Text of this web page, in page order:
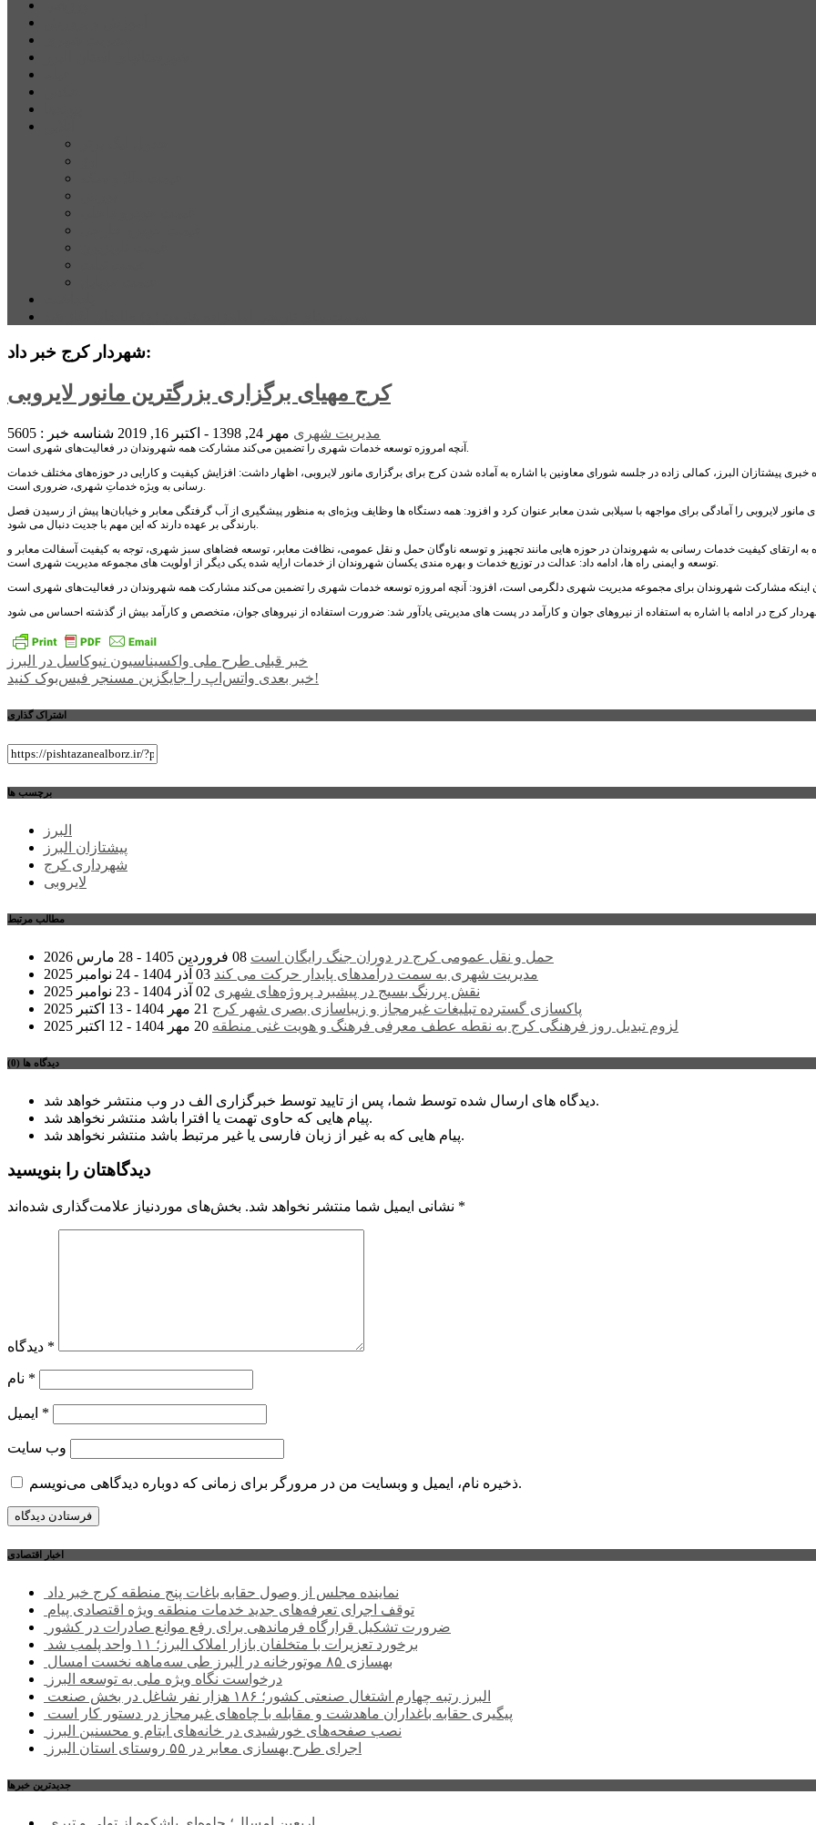
شهردار کرج خبر داد:
کرج مهیای برگزاری بزرگترین مانور لایروبی
مدیریت شهری مهر 24, 1398 - اکتبر 16, 2019 شناسه خبر : 5605
آنچه امروزه توسعه خدمات شهری را تضمین می‌کند مشارکت همه شهروندان در فعالیت‌های شهری است.
خبری پیشتازان البرز، کمالی زاده در جلسه شورای معاونین با اشاره به آماده شدن کرج برای برگزاری مانور لایروبی، اظهار داشت: افزایش کیفیت و کارایی در حوزه‌های مختلف خدمات
رسانی به ویژه خدماتِ شهری، ضروری است.
مانور لایروبی را آمادگی برای مواجهه با سیلابی شدن معابر عنوان کرد و افزود: همه دستگاه ها وظایف ویژه‌ای به منظور پیشگیری از آب گرفتگی معابر و خیابان‌ها پیش از رسیدن فصل
بارندگی بر عهده دارند که این مهم با جدیت دنبال می شود.
به ارتقای کیفیت خدمات رسانی به شهروندان در حوزه هایی مانند تجهیز و توسعه ناوگان حمل‌ و نقل عمومی، نظافت معابر، توسعه فضاهای سبز شهری، توجه به کیفیت آسفالت معابر و
توسعه و ایمنی راه ها، ادامه داد: عدالت در توزیع خدمات و بهره مندی یکسان شهروندان از خدمات ارایه شده یکی دیگر از اولویت های مجموعه مدیریت شهری است.
راهبری
نوشته
خبر قبلی طرح ملی واکسیناسیون نیوکاسل در البرز
خبر بعدیواتس‌اپ را جایگزین مسنجر فیس‌بوک کنید!
اشتراک گذاری
برچسب ها
البرز
پیشتازان البرز
شهرداری کرج
لایروبی
مطالب مرتبط
حمل و نقل عمومی کرج در دوران جنگ رایگان است 08 فروردین 1405 - 28 مارس 2026
مدیریت شهری به سمت درآمدهای پایدار حرکت می کند 03 آذر 1404 - 24 نوامبر 2025
نقش پررنگ بسیج در پیشبرد پروژه‌های شهری 02 آذر 1404 - 23 نوامبر 2025
پاکسازی گسترده تبلیغات غیرمجاز و زیباسازی بصری شهر کرج 21 مهر 1404 - 13 اکتبر 2025
لزوم تبدیل روز فرهنگی کرج به نقطه عطف معرفی فرهنگ و هویت غنی منطقه 20 مهر 1404 - 12 اکتبر 2025
دیدگاه ها (0)
دیدگاه های ارسال شده توسط شما، پس از تایید توسط خبرگزاری الف در وب منتشر خواهد شد.
پیام هایی که حاوی تهمت یا افترا باشد منتشر نخواهد شد.
پیام هایی که به غیر از زبان فارسی یا غیر مرتبط باشد منتشر نخواهد شد.
دیدگاهتان را بنویسید
نشانی ایمیل شما منتشر نخواهد شد. *
*
*
*
وب‌ سایت
ذخیره نام، ایمیل و وبسایت من در مرورگر برای زمانی که دوباره دیدگاهی می‌نویسم.
اخبار اقتصادی
نماینده مجلس از وصول حقابه باغات پنج منطقه کرج خبر داد
توقف اجرای تعرفه‌های جدید خدمات منطقه ویژه اقتصادی پیام
ضرورت تشکیل قرارگاه فرماندهی برای رفع موانع صادرات در کشور
برخورد تعزیرات با متخلفان بازار املاک البرز؛ ۱۱ واحد پلمب شد
بهسازی ۸۵ موتورخانه در البرز طی سه‌ماهه نخست امسال
درخواست نگاه ویژه ملی به توسعه البرز
البرز رتبه چهارم اشتغال صنعتی کشور؛ ۱۸۶ هزار نفر شاغل در بخش صنعت
پیگیری حقابه باغداران ماهدشت و مقابله با چاه‌های غیرمجاز در دستور کار است
نصب صفحه‌های خورشیدی در خانه‌های ایتام و محسنین البرز
اجرای طرح بهسازی معابر در ۵۵ روستای استان البرز
جديدترين خبرها